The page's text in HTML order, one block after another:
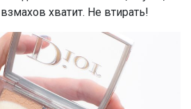
хватит. Не втирать!